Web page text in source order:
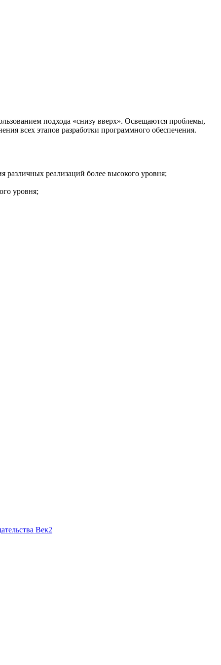
подхода «снизу вверх». Освещаются проблемы,
всех этапов разработки программного обеспечения.
различных реализаций более высокого уровня;
уровня;
Век2